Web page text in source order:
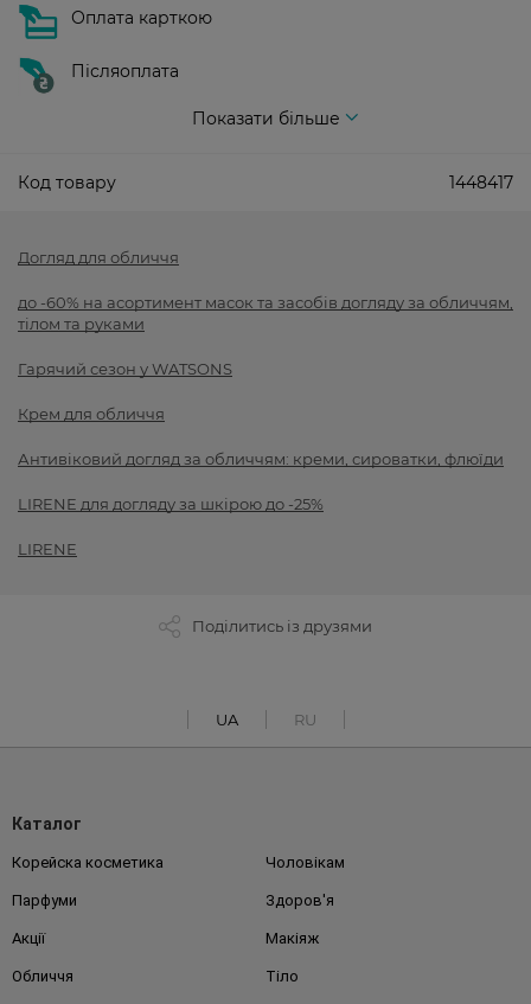
Оплата карткою
Післяоплата
Показати більше
Код товару 1448417
Догляд для обличчя
до -60% на асортимент масок та засобів догляду за обличчям,
тілом та руками
Гарячий сезон у WATSONS
Крем для обличчя
Антивіковий догляд за обличчям: креми, сироватки, флюїди
LIRENE для догляду за шкірою до -25%
LIRENE
Поділитись із друзями
UA RU
Каталог
Корейска косметика Чоловікам
Парфуми Здоров'я
Акції Макіяж
Обличчя Тіло